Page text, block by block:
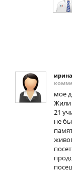
ирина
мое
Жили
21
не